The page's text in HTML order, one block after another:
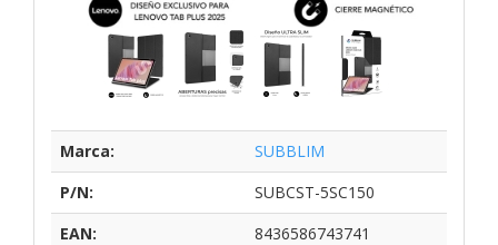
Marca:
SUBBLIM
P/N:
SUBCST-5SC150
EAN:
8436586743741